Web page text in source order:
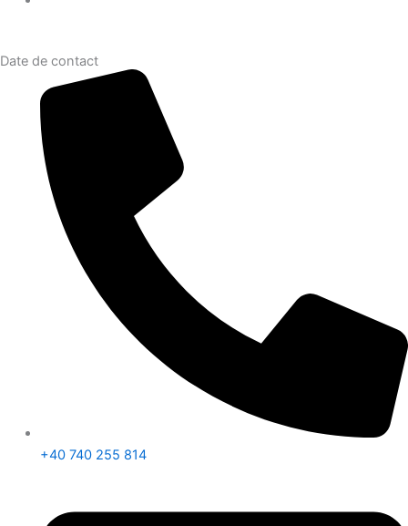
Date de contact
+40 740 255 814